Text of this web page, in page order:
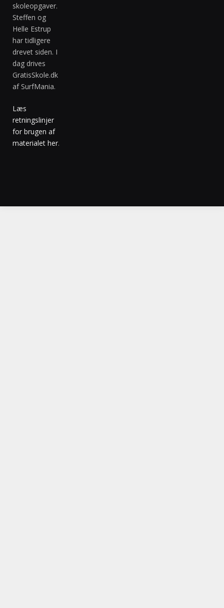
skoleopgaver.
Steffen og
Helle Estrup
har tidligere
drevet siden. I
dag drives
GratisSkole.dk
af SurfMania.
Læs
retningslinjer
for brugen af
materialet her.